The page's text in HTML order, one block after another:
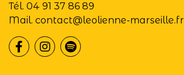
Tél. 04 91 37 86 89
Mail. contact@leolienne-marseille.fr